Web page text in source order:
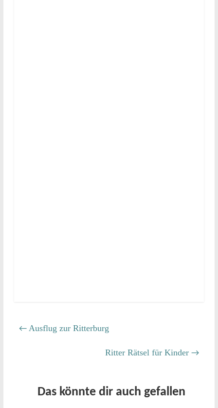
← Ausflug zur Ritterburg
Ritter Rätsel für Kinder →
Das könnte dir auch gefallen